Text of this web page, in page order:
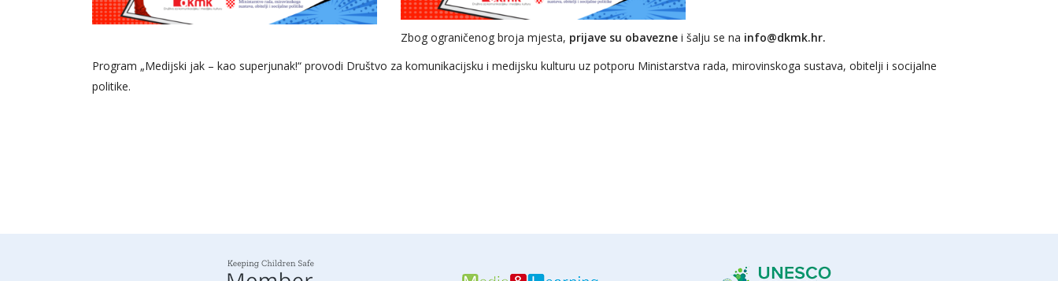
Zbog ograničenog broja mjesta, prijave su obavezne i šalju se na info@dkmk.hr.
Program „Medijski jak – kao superjunak!“ provodi Društvo za komunikacijsku i medijsku kulturu uz potporu Ministarstva rada, mirovinskoga sustava, obitelji i socijalne
politike.